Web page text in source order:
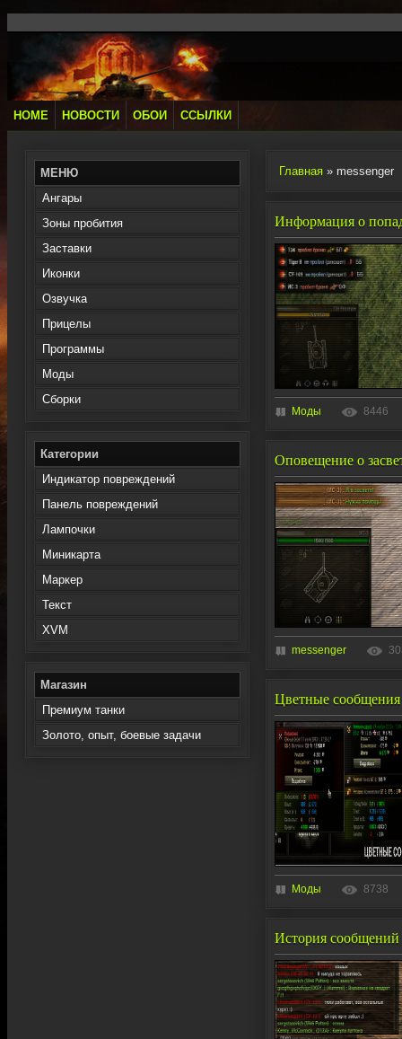
HOME НОВОСТИ ОБОИ ССЫЛКИ
МЕНЮ
Ангары
Зоны пробития
Заставки
Иконки
Озвучка
Прицелы
Программы
Моды
Сборки
Категории
Индикатор повреждений
Панель повреждений
Лампочки
Миникарта
Маркер
Текст
XVM
Магазин
Премиум танки
Золото, опыт, боевые задачи
Главная » messenger
Информация о
Моды 8446
Оповещение о
messenger
Цветные
Моды 8738
История сообщений